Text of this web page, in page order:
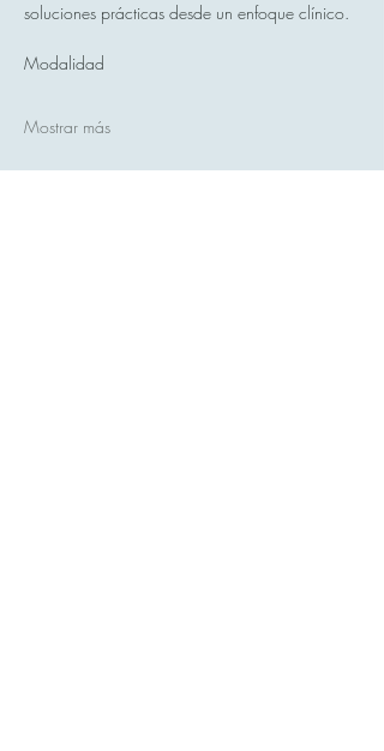
soluciones prácticas desde un enfoque clínico.
Modalidad
Mostrar más